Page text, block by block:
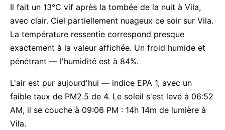
Il fait un 13°C vif après la tombée de la nuit à Vila,
avec clair. Ciel partiellement nuageux ce soir sur Vila.
La température ressentie correspond presque
exactement à la valeur affichée. Un froid humide et
pénétrant — l'humidité est à 84%.
L'air est pur aujourd'hui — indice EPA 1, avec un
faible taux de PM2.5 de 4. Le soleil s'est levé à 06:52
AM, il se couche à 09:06 PM : 14h 14m de lumière à
Vila.